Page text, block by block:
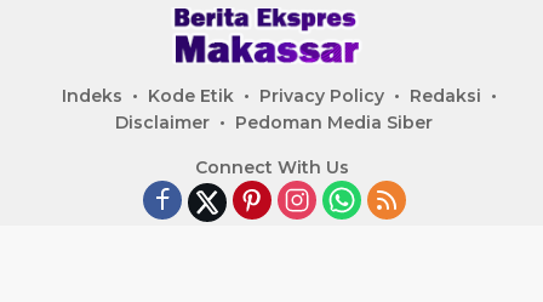
Indeks Kode Etik Privacy Policy
Redaksi
Disclaimer
Pedoman Media Siber
Connect With Us